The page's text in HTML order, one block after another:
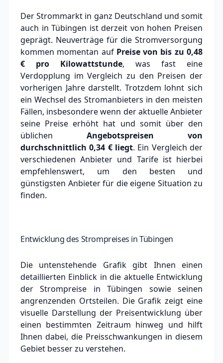
Der Strommarkt in ganz Deutschland und somit
auch in Tübingen ist derzeit von hohen Preisen
geprägt. Neuverträge für die Stromversorgung
kommen momentan auf Preise von bis zu0,48
€ pro Kilowattstunde, was fast eine
Verdopplung im Vergleich zu den Preisen der
vorherigen Jahre darstellt. Trotzdem lohnt sich
ein Wechsel des Stromanbieters in den meisten
Fällen, insbesondere wenn der aktuelle Anbieter
seine Preise erhöht hat und somit über den
üblichen Angebotspreisen von
durchschnittlich0,34 €liegt. Ein Vergleich der
verschiedenen Anbieter und Tarife ist hierbei
empfehlenswert, um den besten und
günstigsten Anbieter für die eigene Situation zu
finden.
Entwicklung des Strompreises in Tübingen
Die untenstehende Grafik gibt Ihnen einen
detaillierten Einblick in die aktuelle Entwicklung
der Strompreise in Tübingen sowie seinen
angrenzenden Ortsteilen. Die Grafik zeigt eine
visuelle Darstellung der Preisentwicklung über
einen bestimmten Zeitraum hinweg und hilft
Ihnen dabei, die Preisschwankungen in diesem
Gebiet besser zu verstehen.